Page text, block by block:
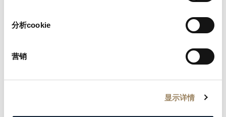
分析cookie
营销
显示详情